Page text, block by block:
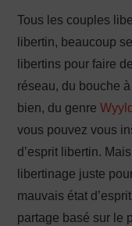
Tous les couples
libertin, beaucoup
libertins pour faire
réseau, du bouche
bien, du genre
vous pouvez vous
d’esprit libertin.
libertinage juste
mauvais état
partage basé sur le